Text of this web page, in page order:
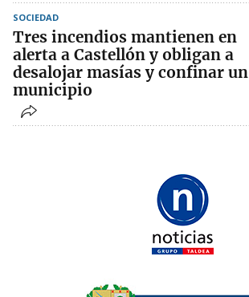
SOCIEDAD
Tres incendios mantienen en
alerta a Castellón y obligan a
desalojar masías y confinar un
municipio